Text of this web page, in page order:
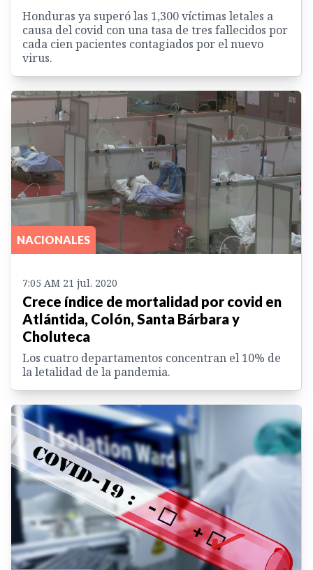
Honduras ya superó las 1,300 víctimas letales a
causa del covid con una tasa de tres fallecidos por
cada cien pacientes contagiados por el nuevo
virus.
NACIONALES
7:05 AM 21 jul. 2020
Crece índice de mortalidad por covid en
Atlántida, Colón, Santa Bárbara y
Choluteca
Los cuatro departamentos concentran el 10% de
la letalidad de la pandemia.